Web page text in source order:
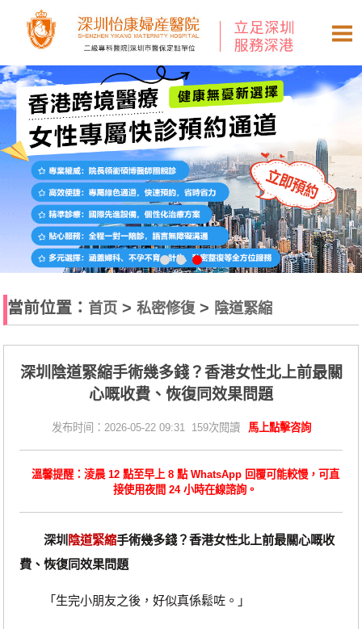
當前位置： 首页 >私密修復 > 陰道緊縮
深圳陰道緊縮手術幾多錢？香港女性北上前最關
心嘅收費、恢復同效果問題
发布时间：2026-05-22 09:31 159次閱讀 馬上點擊咨詢
溫馨提醒：淩晨 12 點至早上 8 點 WhatsApp 回覆可能較慢，可直
接使用夜間 24 小時在線諮詢。
深圳 陰道緊縮手術幾多錢？香港女性北上前最關心嘅收
費、恢復同效果問題
「生完小朋友之後，好似真係鬆咗。」